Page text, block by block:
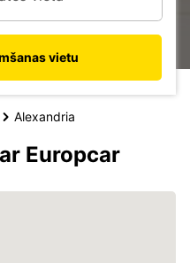
vietu
Alexandria
Atklājiet الإسكندرية ar Europcar